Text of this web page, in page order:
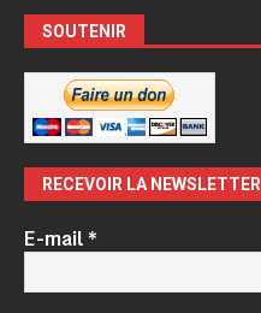
SOUTENIR
RECEVOIR LA NEWSLETTER
E-mail*